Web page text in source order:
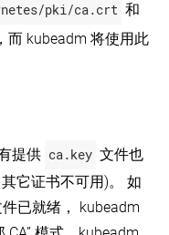
pki/ca.crt 和
而 kubeadm 将使用此
提供 ca.key 文件也
它证书不可用)。 如
已就绪， kubeadm